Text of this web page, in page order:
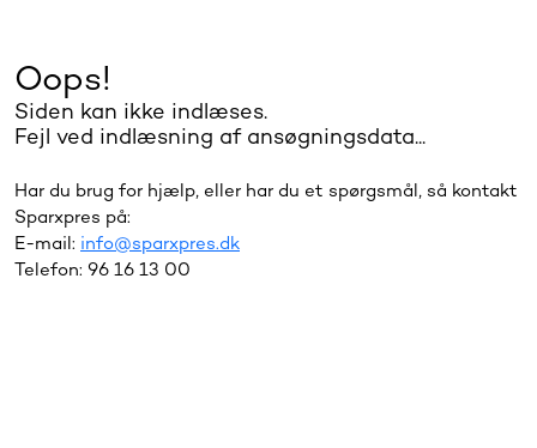
Oops!
Siden kan ikke indlæses.
Fejl ved indlæsning af ansøgningsdata...
Har du brug for hjælp, eller har du et spørgsmål, så kontakt
Sparxpres på:
E-mail: info@sparxpres.dk
Telefon: 96 16 13 00